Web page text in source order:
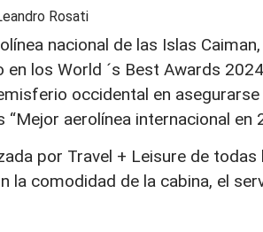
Rosati
nacional de las Islas
en los World ´s Best Awards
occidental en
aerolínea internacional en
por Travel + Leisure de
la comodidad de la cabina, el